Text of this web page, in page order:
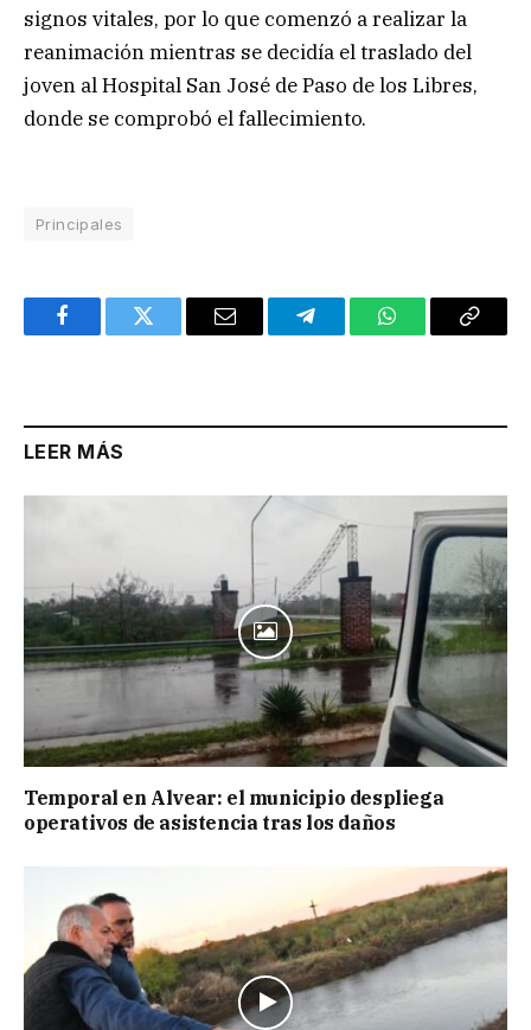
signos vitales, por lo que comenzó a realizar la
reanimación mientras se decidía el traslado del
joven al Hospital San José de Paso de los Libres,
donde se comprobó el fallecimiento.
Principales
FacebookTwitter Email TelegramWhatsAppCopy
LEER MÁS
Temporal en Alvear: el municipio despliega
operativos de asistencia tras los daños